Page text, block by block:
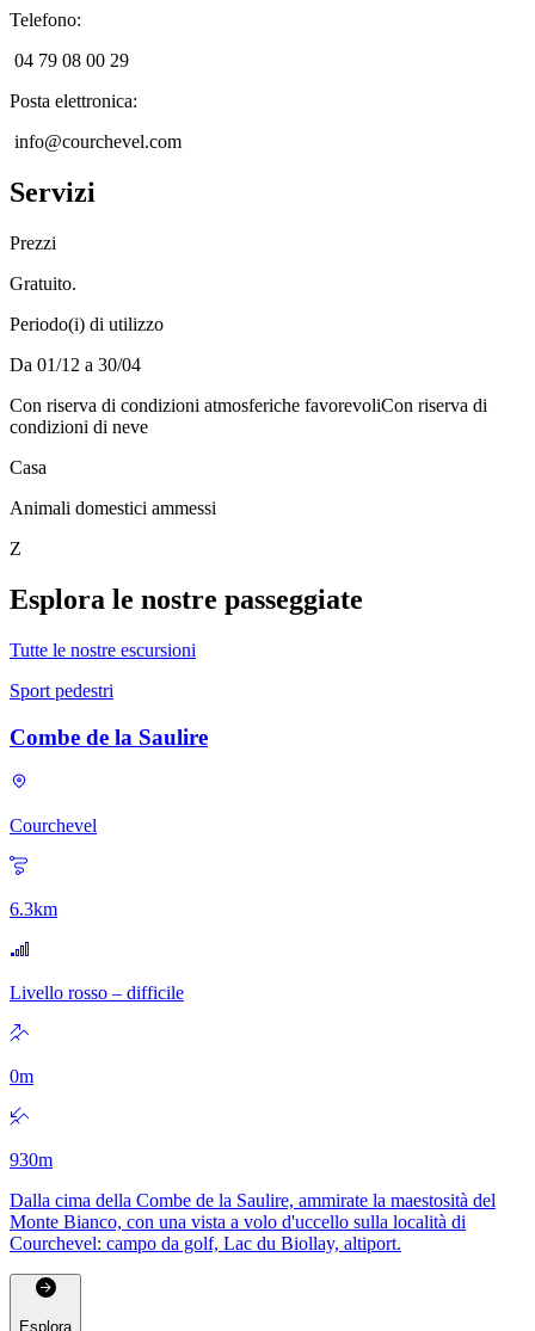
Telefono:
04 79 08 00 29
Posta elettronica:
info@courchevel.com
Servizi
Prezzi
Gratuito.
Periodo(i) di utilizzo
Da 01/12 a 30/04
Con riserva di condizioni atmosferiche favorevoliCon riserva di
condizioni di neve
Casa
Animali domestici ammessi
Z
Esplora le nostre passeggiate
Tutte le nostre escursioni
Sport pedestri
Combe de la Saulire
Courchevel
6.3km
Livello rosso – difficile
0m
930m
Dalla cima della Combe de la Saulire, ammirate la maestosità del
Monte Bianco, con una vista a volo d'uccello sulla località di
Courchevel: campo da golf, Lac du Biollay, altiport.
Esplora